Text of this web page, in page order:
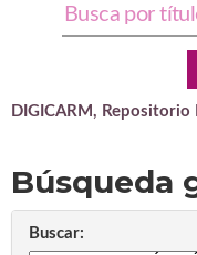
DIGICARM,
Búsqueda
Buscar: